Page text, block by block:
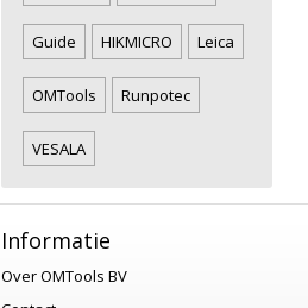
Guide HIKMICRO Leica
OMTools Runpotec
VESALA
Informatie
Over OMTools BV